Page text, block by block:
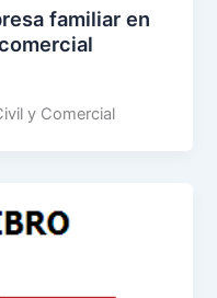
familiar en
y Comercial